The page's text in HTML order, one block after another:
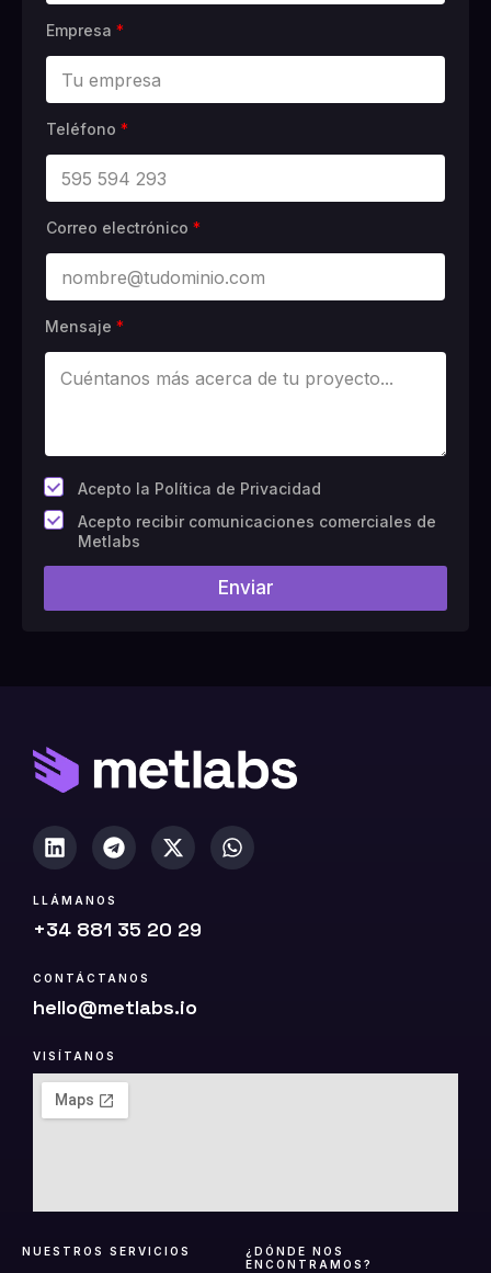
Empresa *
Teléfono *
Correo electrónico *
Mensaje *
*
Acepto la Política de Privacidad
C
a
p
#
a
)
Acepto recibir comunicaciones comerciales de
Metlabs
Enviar
LLÁMANOS
+34 881 35 20 29
CONTÁCTANOS
hello@metlabs.io
VISÍTANOS
NUESTROS SERVICIOS
¿DÓNDE NOS
ENCONTRAMOS?